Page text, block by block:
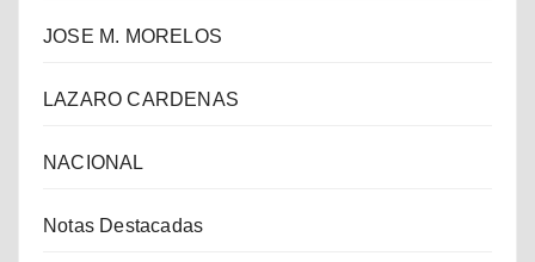
JOSE M. MORELOS
LAZARO CARDENAS
NACIONAL
Notas Destacadas